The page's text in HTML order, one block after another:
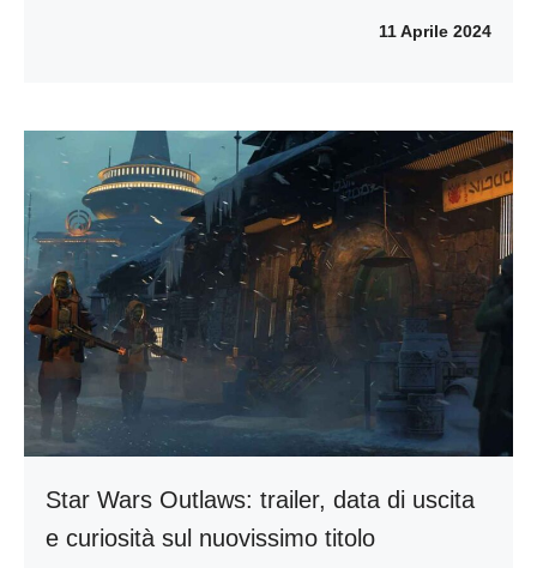
11 Aprile 2024
Star Wars Outlaws: trailer, data di uscita
e curiosità sul nuovissimo titolo